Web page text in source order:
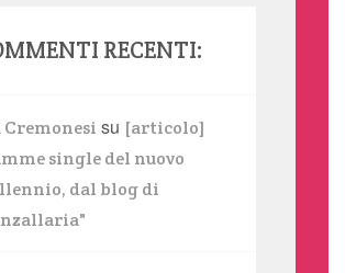
RECENTI:
Cremonesi su [articolo]
single del nuovo
dal blog di